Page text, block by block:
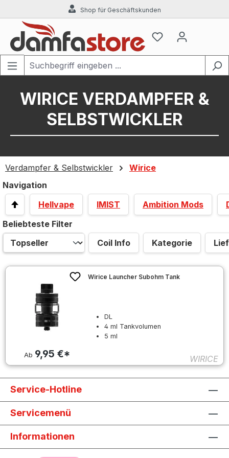
Zum Hauptinhalt springenShop für Geschäftskunden
WIRICE VERDAMPFER &
SELBSTWICKLER
Verdampfer & Selbstwickler
Wirice
Navigation
Hellvape
IMIST Ambition Mods
Beliebteste Filter
Coil Info
Kategorie
Ab 9,95 €*
Wirice Launcher Subohm Tank
DL
4 ml Tankvolumen
5 ml
WIRICE
Service-Hotline
Servicemenü
Informationen